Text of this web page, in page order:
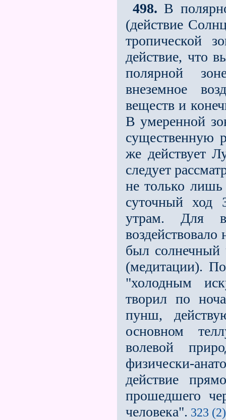
498. В
(действие
тропической
действие, что
полярной
внеземное
веществ и
В умеренной
существенную
же действует
следует
не только лишь
суточный ход
утрам. Для
был солнечный
(медитации).
"холодным
творил по
пунш,
основном
волевой
физически-
действие
прошедшего
человека". 323 (2)